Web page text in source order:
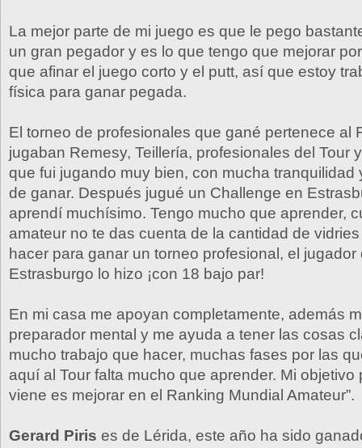
La mejor parte de mi juego es que le pego
un gran pegador y es lo que tengo que mejorar
que afinar el juego corto y el putt, así que estoy
física para ganar pegada.
El torneo de profesionales que gané pertenece al
jugaban Remesy, Teillería, profesionales del Tour
que fui jugando muy bien, con mucha tranquilidad
de ganar. Después jugué un Challenge en
aprendí muchísimo. Tengo mucho que aprender,
amateur no te das cuenta de la cantidad de
hacer para ganar un torneo profesional, el
Estrasburgo lo hizo ¡con 18 bajo par!
En mi casa me apoyan completamente, además
preparador mental y me ayuda a tener las cosas
mucho trabajo que hacer, muchas fases por las
aquí al Tour falta mucho que aprender. Mi objetivo
viene es mejorar en el Ranking Mundial Amateur”.
Gerard Piris es de Lérida, este año ha sido